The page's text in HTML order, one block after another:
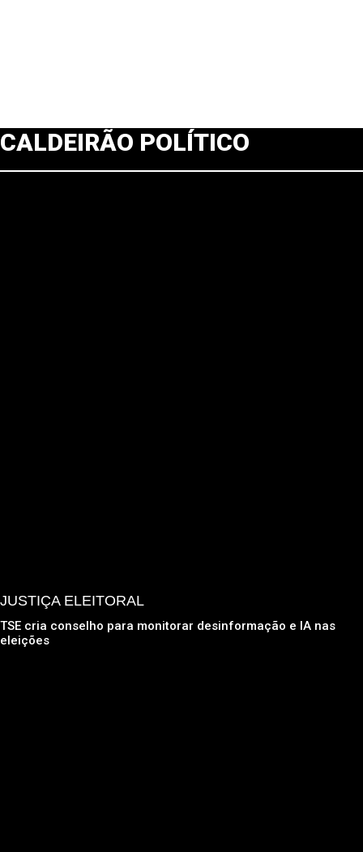
CALDEIRÃO POLÍTICO
JUSTIÇA ELEITORAL
TSE cria conselho para monitorar desinformação e IA nas
eleições